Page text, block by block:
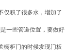
仅积了很多水，增加了
一些管道位置，要做好
橱柜门的时候发现门板